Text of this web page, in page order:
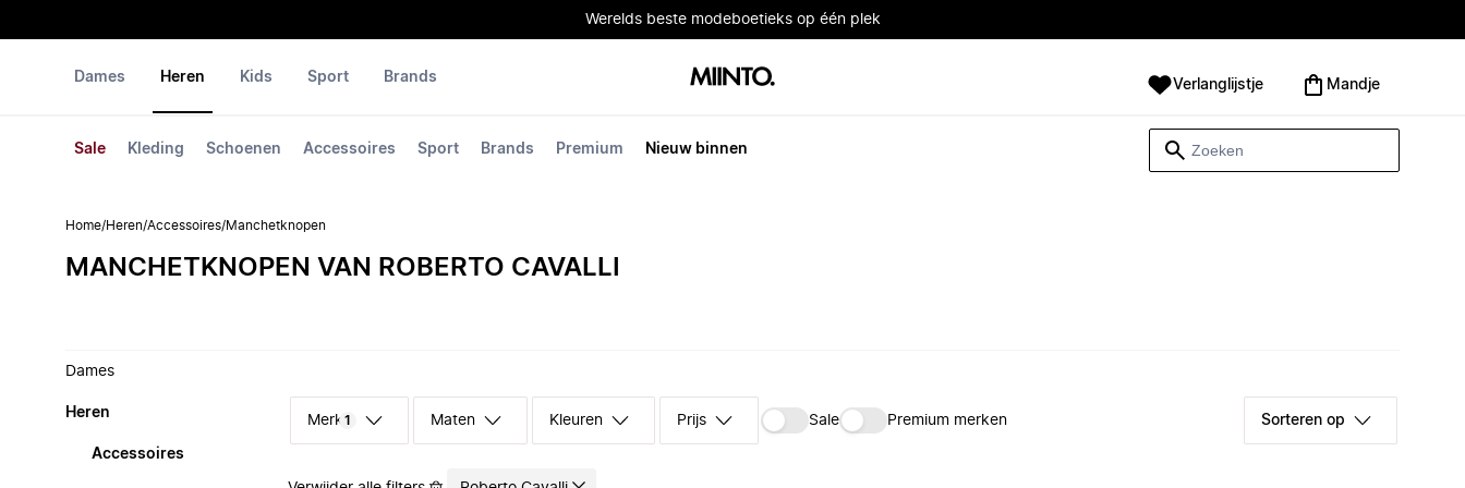
Werelds beste modeboetieks op één plek
Dames Heren
Sale Kleding Schoenen Accessoires Sport Brands Premium Nieuw binnen
Kids Sport Brands Verlanglijstje Mandje
Home/Heren/Accessoires/Manchetknopen
MANCHETKNOPEN VAN ROBERTO CAVALLI
Dames
Heren
Accessoires
Merk 1 Maten Kleuren Prijs Sale Premium merken Sorteren op